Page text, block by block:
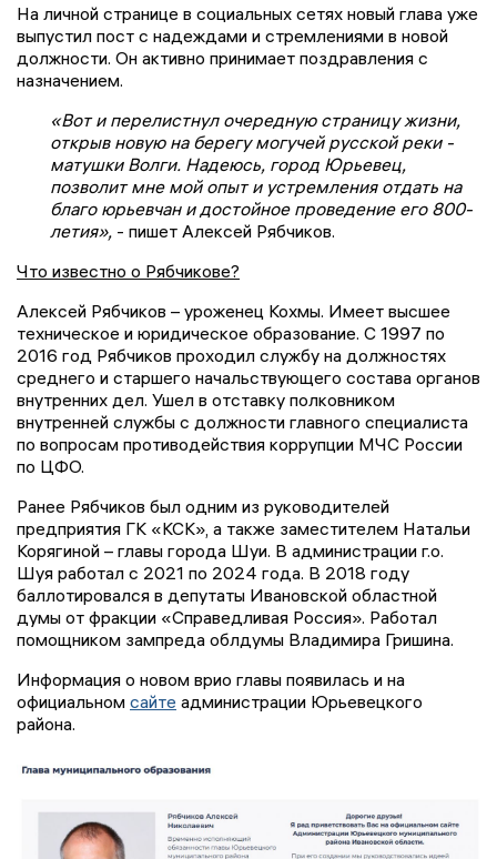
На личной странице в социальных сетях новый глава уже
выпустил пост с надеждами и стремлениями в новой
должности. Он активно принимает поздравления с
назначением.
«Вот и перелистнул очередную страницу жизни,
открыв новую на берегу могучей русской реки -
матушки Волги. Надеюсь, город Юрьевец,
позволит мне мой опыт и устремления отдать на
благо юрьевчан и достойное проведение его 800-
летия», - пишет Алексей Рябчиков.
Что известно о Рябчикове?
Алексей Рябчиков – уроженец Кохмы. Имеет высшее
техническое и юридическое образование. С 1997 по
2016 год Рябчиков проходил службу на должностях
среднего и старшего начальствующего состава органов
внутренних дел. Ушел в отставку полковником
внутренней службы с должности главного специалиста
по вопросам противодействия коррупции МЧС России
по ЦФО.
Ранее Рябчиков был одним из руководителей
предприятия ГК «КСК», а также заместителем Натальи
Корягиной – главы города Шуи. В администрации г.о.
Шуя работал с 2021 по 2024 года. В 2018 году
баллотировался в депутаты Ивановской областной
думы от фракции «Справедливая Россия». Работал
помощником зампреда облдумы Владимира Гришина.
Информация о новом врио главы появилась и на
официальном сайте администрации Юрьевецкого
района.